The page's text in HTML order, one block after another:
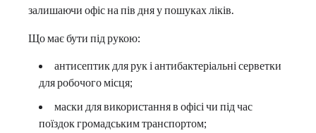
залишаючи офіс на пів дня у пошуках ліків.
Що має бути під рукою:
антисептик для рук і антибактеріальні серветки
для робочого місця;
маски для використання в офісі чи під час
поїздок громадським транспортом;